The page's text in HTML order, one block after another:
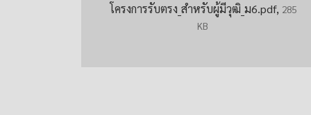
โครงการรับตรง_สำหรับผู้มีวุฒิ_ม6.pdf, 285
KB